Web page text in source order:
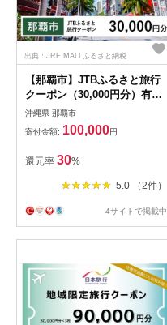
出典：JRE MALLふるさと納税
【那覇市】JTBふるさと旅行
クーポン（30,000円分）有効
期間3年（Eメール発行）｜旅
行 トラベル 予約 国内旅行
JTB 宿泊 観光 体験 旅行券 宿
泊券 旅行予約 ホテル 旅館 チ
ケット 子供 子連れ カップル
家族 人気 おすすめ 旅行クー
予約 電話 有効期間3年
沖縄県 那覇市
寄付金額: 100,000円
還元率 30%
5.0 （2件）
4サイトで掲載中